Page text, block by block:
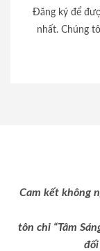
Đăng ký để
nhất. Chúng
Cam kết không
tôn chỉ “Tâm